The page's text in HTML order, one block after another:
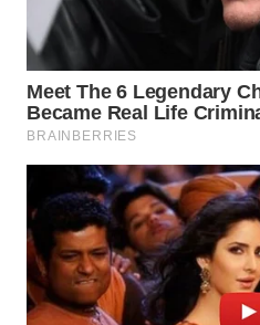
SUBANG
WN
SUKABUMI
PURWAKARTA
WN
PRIANGAN
TIMUR